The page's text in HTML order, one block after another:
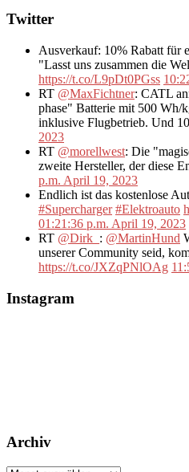
Twitter
Ausverkauf: 10% Rabatt für
"Lasst uns zusammen die
https://t.co/L9pDt0PGss
RT @MaxFichtner: CATL
phase" Batterie mit 500 Wh/
inklusive Flugbetrieb. Und
2023
RT @morellwest: Die
zweite Hersteller, der diese
p.m. April 19, 2023
Endlich ist das kostenlose
#Supercharger #Elektroauto
01:21:36 p.m. April 19, 2023
RT @Dirk_ : @MartinHund
unserer Community seid,
https://t.co/JXZqPNlOAg
Instagram
Archiv